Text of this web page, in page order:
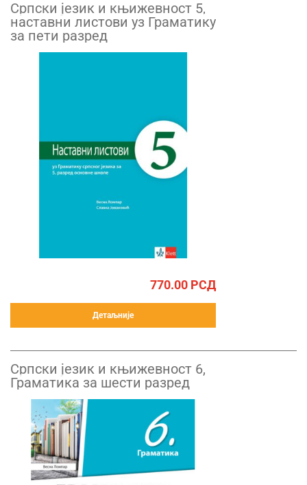
Српски језик и књижевност 5,
наставни листови уз Граматику
за пети разред
770.00 РСД
Детаљније
Српски језик и књижевност 6,
Граматика за шести разред